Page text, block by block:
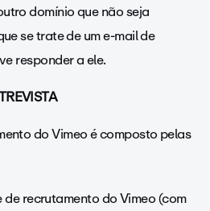
domínio que não seja
se trate de um e-mail de
responder a ele.
do Vimeo é composto pelas
recrutamento do Vimeo (com